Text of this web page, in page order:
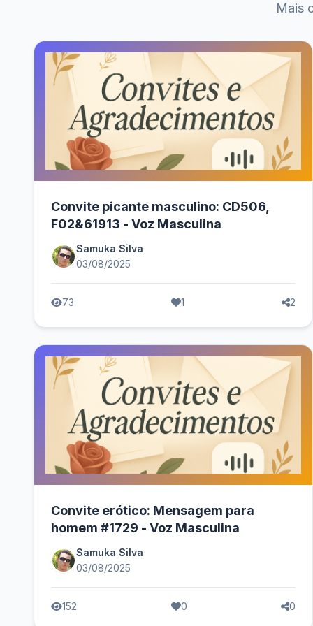
Mais
Convite picante masculino: CD506,
F02&61913 - Voz Masculina
Samuka Silva
03/08/2025
73 1 2
Convite erótico: Mensagem para
homem #1729 - Voz Masculina
Samuka Silva
03/08/2025
152 0 0